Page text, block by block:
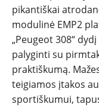
pikantiškai
modulinė EMP2
„Peugeot 308“
palyginti su
praktiškumą.
teigiamos įtakos
sportiškumui,